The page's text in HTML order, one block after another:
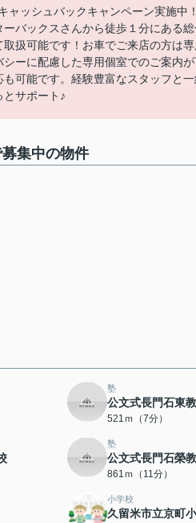
ャッシュバックキャンペーン実施中！
バックスさんから徒歩１分にある
扱可能です！お車でご来店の方は
ーに配慮した専用個室でのご案内が
可能です。経験豊富なスタッフと
サポート♪
集中の物件
塾
公文式長門石東
521ｍ（7分）
塾
公文式長門石榮
861ｍ（11分）
小学校
久留米市立京町